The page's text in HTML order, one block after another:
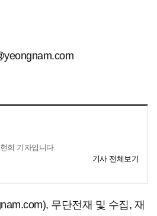
희 기자입니다.
기사 전체보기
무단전재 및 수집, 재